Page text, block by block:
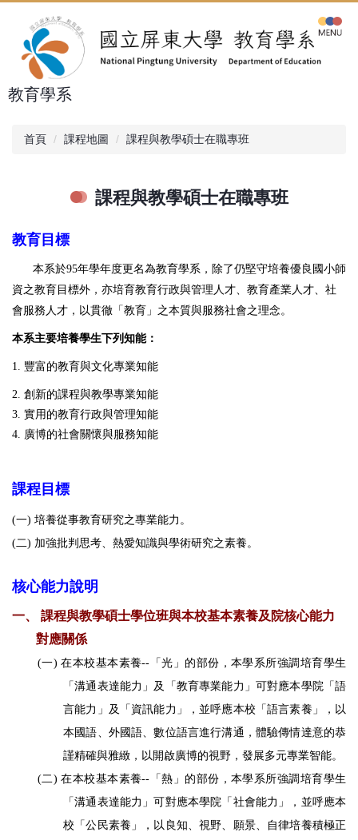
容
教育學系
首頁 課程地圖 課程與教學碩士在職專班
課程與教學碩士在職專班
教育目標
本系於95年學年度更名為教育學系，除了仍堅守培養優良國小師
資之教育目標外，亦培育教育行政與管理人才、教育產業人才、社
會服務人才，以貫徹「教育」之本質與服務社會之理念。
本系主要培養學生下列知能：
1. 豐富的教育與文化專業知能
2. 創新的課程與教學專業知能
3. 實用的教育行政與管理知能
4. 廣博的社會關懷與服務知能
課程目標
(一) 培養從事教育研究之專業能力。
(二) 加強批判思考、熱愛知識與學術研究之素養。
核心能力說明
一、 課程與教學碩士學位班與本校基本素養及院核心能力
對應關係
(一) 在本校基本素養-- 「光」的部份，本學系所強調培育學生
「溝通表達能力」及「教育專業能力」可對應本學院「語
言能力」及「資訊能力」，並呼應本校「語言素養」，以
本國語、外國語、數位語言進行溝通，體驗傳情達意的恭
謹精確與雅緻，以開啟廣博的視野，發展多元專業智能。
(二)在本校基本素養-- 「熱」的部份，本學系所強調培育學生
「溝通表達能力」可對應本學院「社會能力」，並呼應本
校「公民素養」，以良知、視野、願景、自律培養積極正